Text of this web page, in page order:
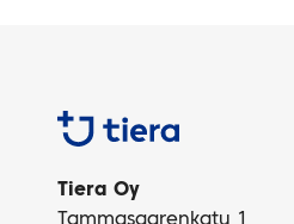
Tiera
Tiera Oy